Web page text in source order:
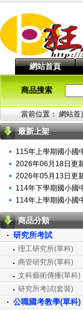
網站首頁
商品搜索
當前位置： 網站首
最新上架
115年上學期國小國
2026年06月18日更
2026年05月13日更
114年下學期國小國
114年上學期國小國
商品分類
研究所考試
理工研究所(單科)
商管研究所(單科)
文科藝術傳播(單科)
研究所考試(套裝)
公職國考教學(單科)